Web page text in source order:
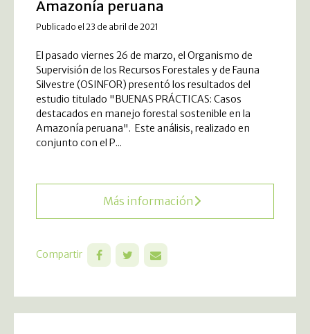
Amazonía peruana
Publicado el 23 de abril de 2021
El pasado viernes 26 de marzo, el Organismo de
Supervisión de los Recursos Forestales y de Fauna
Silvestre (OSINFOR) presentó los resultados del
estudio titulado "BUENAS PRÁCTICAS: Casos
destacados en manejo forestal sostenible en la
Amazonía peruana". Este análisis, realizado en
conjunto con el P...
Más información
Compartir